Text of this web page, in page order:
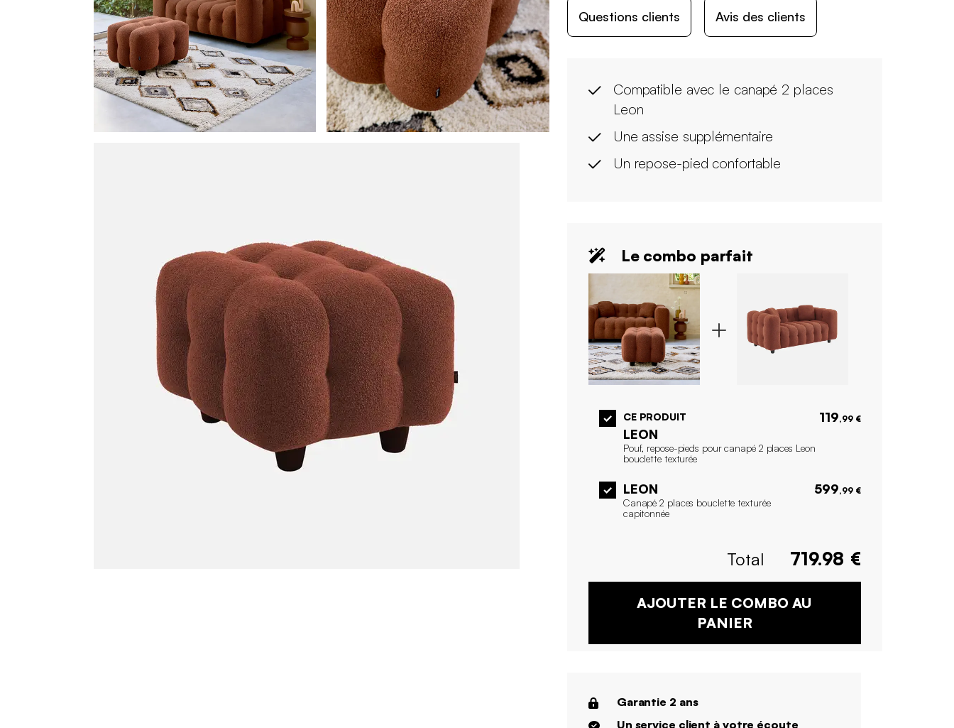
Questions clients Avis des clients
Compatible avec le canapé 2 places
Leon
Une assise supplémentaire
Un repose-pied confortable
Le combo parfait
CE PRODUIT
LEON
Pouf, repose-pieds pour canapé 2 places Leon
bouclette texturée
119,99 €
LEON
Canapé 2 places bouclette texturée
capitonnée
599,99 €
Total 719.98 €
AJOUTER LE COMBO AU
PANIER
Garantie 2 ans
Un service client à votre écoute